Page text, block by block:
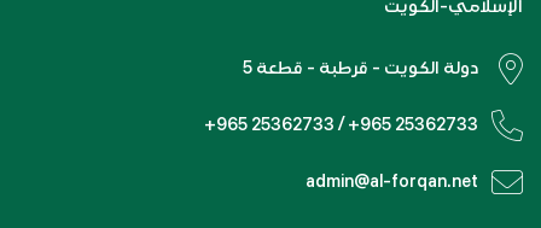
الإسلامي-الكويت
دولة الكويت - قرطبة - قطعة 5
+965 25362733 / +965 25362733
admin@al-forqan.net